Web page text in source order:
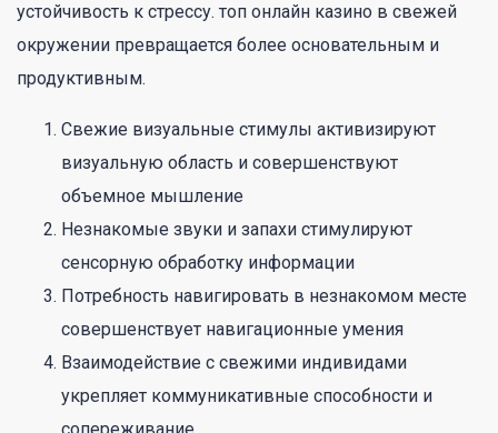
устойчивость к стрессу. топ онлайн казино в свежей
окружении превращается более основательным и
продуктивным.
Свежие визуальные стимулы активизируют
визуальную область и совершенствуют
объемное мышление
Незнакомые звуки и запахи стимулируют
сенсорную обработку информации
Потребность навигировать в незнакомом месте
совершенствует навигационные умения
Взаимодействие с свежими индивидами
укрепляет коммуникативные способности и